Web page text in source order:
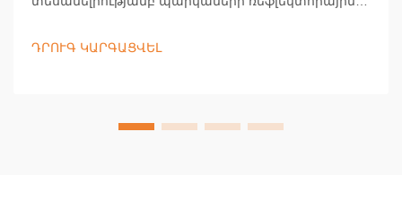
Բացահայտեք պահպանման հանգամանքներ,
ԴՐՈՒԳ ԿԱՐԳԱՑՎԵԼ